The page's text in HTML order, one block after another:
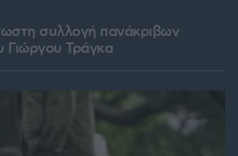
συλλογή πανάκριβων
Γιώργου Τράγκα